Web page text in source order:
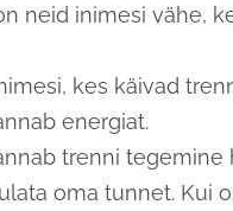
neid inimesi vähe,
kes käivad
energiat.
trenni
oma tunnet. Kui